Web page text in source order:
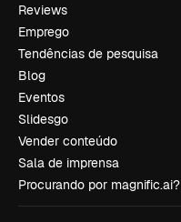
Reviews
Emprego
Tendências de pesquisa
Blog
Eventos
Slidesgo
Vender conteúdo
Sala de imprensa
Procurando por magnific.ai?